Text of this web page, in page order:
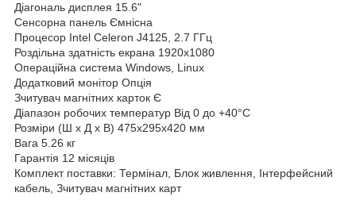
Діагональ дисплея 15.6"
Сенсорна панель Ємнісна
Процесор Intel Celeron J4125, 2.7 ГГц
Роздільна здатність екрана 1920x1080
Операційна система Windows, Linux
Додатковий монітор Опція
Зчитувач магнітних карток Є
Діапазон робочих температур Від 0 до +40°C
Розміри (Ш х Д х В) 475x295x420 мм
Вага 5.26 кг
Гарантія 12 місяців
Комплект поставки: Термінал, Блок живлення, Інтерфейсний
кабель, Зчитувач магнітних карт